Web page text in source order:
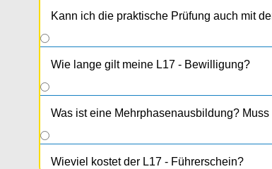
Kann ich die praktische Prüfung auch mit
Wie lange gilt meine L17 - Bewilligung?
Was ist eine Mehrphasenausbildung?
Wieviel kostet der L17 - Führerschein?